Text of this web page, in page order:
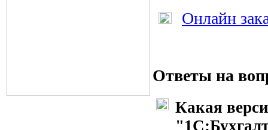
Онлайн
Ответы на
Какая